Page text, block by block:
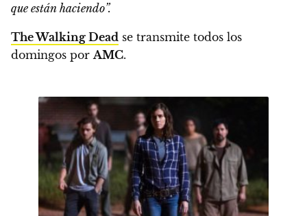
que están haciendo”.
The Walking Dead se transmite todos los
domingos por AMC.